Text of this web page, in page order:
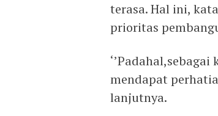
terasa. Hal ini,
prioritas
mendapat
lanjutnya.